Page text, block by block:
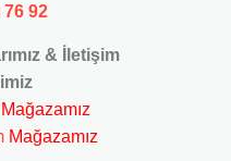
76 92
& İletişim
Mağazamız
Mağazamız